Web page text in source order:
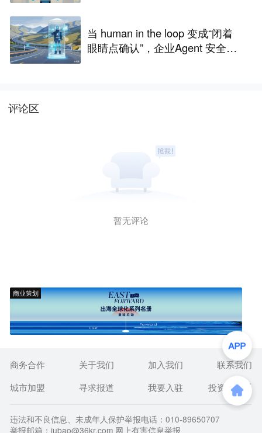
当 human in the loop 变成“闭着
眼睛点确认”，企业Agent 安全还
评论区
暂无评论
商业策划
商务合作 关于我们 加入我们
联系我们
城市加盟
寻求报道 我要入驻 投资者关系
违法和不良信息、未成年人保护举报电话：010-89650707
举报邮箱：jubao@36kr.com 网上有害信息举报